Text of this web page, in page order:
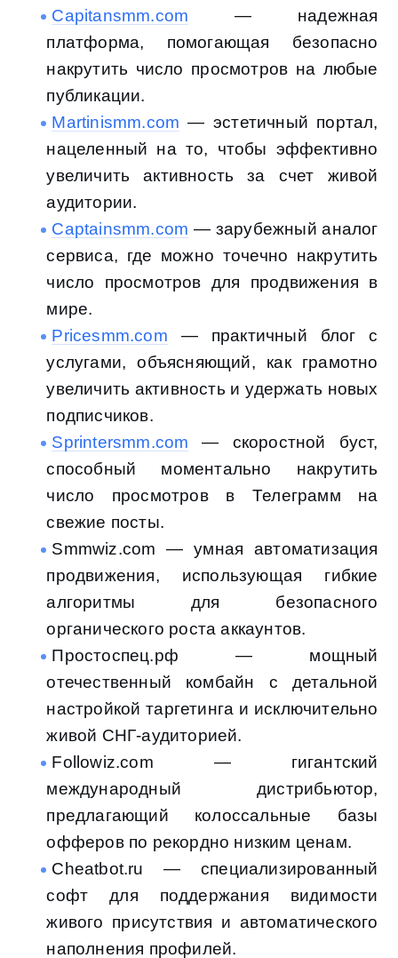
Capitansmm.com — надежная
платформа, помогающая безопасно
накрутить число просмотров на любые
публикации.
Martinismm.com — эстетичный портал,
нацеленный на то, чтобы эффективно
увеличить активность за счет живой
аудитории.
Captainsmm.com — зарубежный аналог
сервиса, где можно точечно накрутить
число просмотров для продвижения в
мире.
Pricesmm.com — практичный блог с
услугами, объясняющий, как грамотно
увеличить активность и удержать новых
подписчиков.
Sprintersmm.com — скоростной буст,
способный моментально накрутить
число просмотров в Телеграмм на
свежие посты.
Smmwiz.com — умная автоматизация
продвижения, использующая гибкие
алгоритмы для безопасного
органического роста аккаунтов.
Простоспец.рф — мощный
отечественный комбайн с детальной
настройкой таргетинга и исключительно
живой СНГ-аудиторией.
Followiz.com — гигантский
международный дистрибьютор,
предлагающий колоссальные базы
офферов по рекордно низким ценам.
Cheatbot.ru — специализированный
софт для поддержания видимости
живого присутствия и автоматического
наполнения профилей.